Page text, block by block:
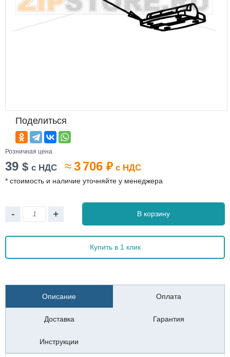
Поделиться
Розничная цена
39 $ с НДС ≈3 706 ₽ с НДС
* стоимость и наличие уточняйте у менеджера
- + В корзину
Купить в 1 клик
Описание Оплата
Доставка Гарантия
Инструкции